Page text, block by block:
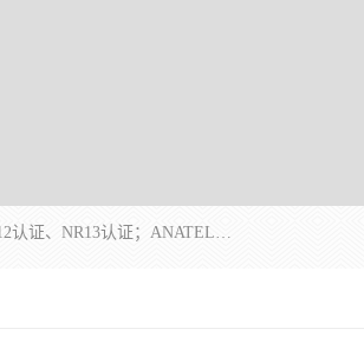
*是一家的测试、评估、检查与认机构，主要从事巴西NR10认证、NR12认证、NR13认证；ANATEL认证、INMTRO认证，欧盟CE认证：MD认证，PED认证，MID认证，ATEX认证，德国蓝色天使认证。